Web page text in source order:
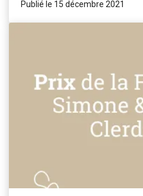
Publié le 15 décembre 2021